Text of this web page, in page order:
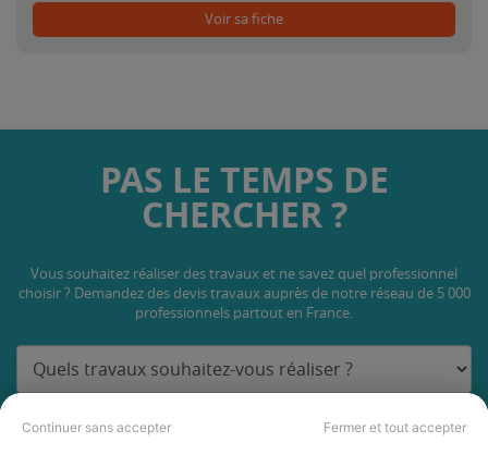
Continuer sans accepter Fermer et tout accepter
Voir sa fiche
PAS LE TEMPS DE
CHERCHER ?
Vous souhaitez réaliser des travaux et ne savez quel professionnel
choisir ? Demandez des devis travaux auprès de notre réseau de 5 000
professionnels partout en France.